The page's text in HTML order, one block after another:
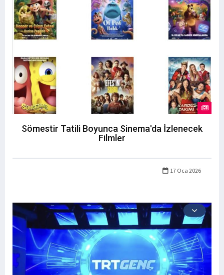
Sömestir Tatili Boyunca Sinema'da İzlenecek
Filmler
17 Oca 2026